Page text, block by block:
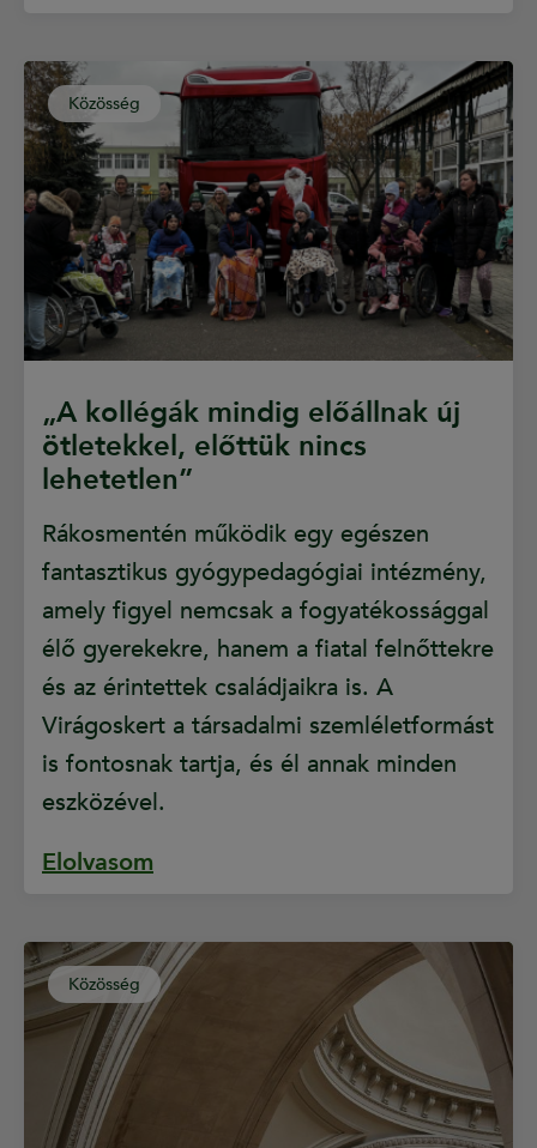
Közösség
„A kollégák mindig előállnak új
ötletekkel, előttük nincs
lehetetlen”
Rákosmentén működik egy egészen
fantasztikus gyógypedagógiai intézmény,
amely figyel nemcsak a fogyatékossággal
élő gyerekekre, hanem a fiatal felnőttekre
és az érintettek családjaikra is. A
Virágoskert a társadalmi szemléletformást
is fontosnak tartja, és él annak minden
eszközével.
Elolvasom
Közösség